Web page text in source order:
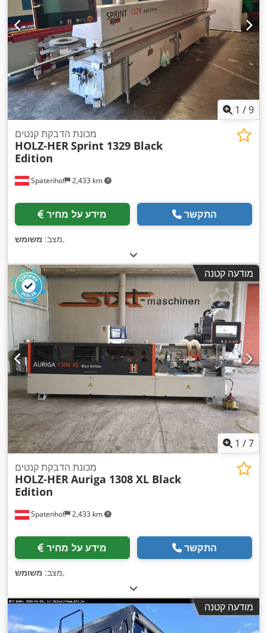
1 /9
Spatenhof 2,433 km
מכונת הדבקת קנטים
HOLZ-HER Sprint 1329 Black
Edition
מידע על מחיר התקשר
מצב: משומש ,
מודעה קטנה
1 /7
Spatenhof 2,433 km
מכונת הדבקת קנטים
HOLZ-HERAuriga 1308 XL Black
Edition
מידע על מחיר התקשר
מצב: משומש ,
מודעה קטנה